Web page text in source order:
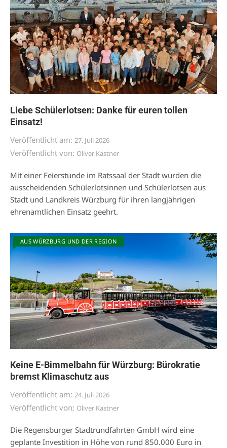
Liebe Schülerlotsen: Danke für euren tollen
Einsatz!
Veröffentlicht am: 27. Juli 2026
Veröffentlicht von: Oliver Kastner
Mit einer Feierstunde im Ratssaal der Stadt wurden die
ausscheidenden Schülerlotsinnen und Schülerlotsen aus
Stadt und Landkreis Würzburg für ihren langjährigen
ehrenamtlichen Einsatz geehrt.
AUS WÜRZBURG UND DER REGION
Keine E-Bimmelbahn für Würzburg: Bürokratie
bremst Klimaschutz aus
Veröffentlicht am: 24. Juli 2026
Veröffentlicht von: Oliver Kastner
Die Regensburger Stadtrundfahrten GmbH wird eine
geplante Investition in Höhe von rund 850.000 Euro in